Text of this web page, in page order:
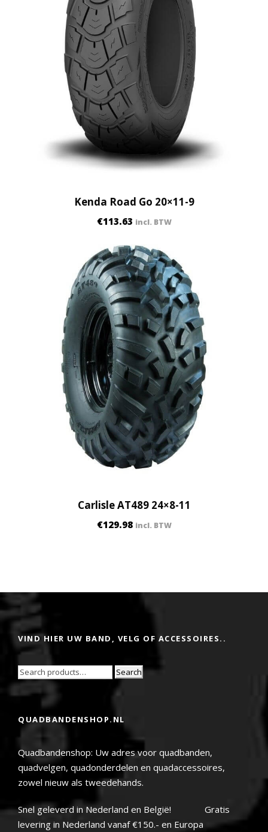
Kenda Road Go 20×11-9
€113.63 incl. BTW
Carlisle AT489 24×8-11
€129.98 incl. BTW
VIND HIER UW BAND, VELG OF ACCESSOIRES..
Search
QUADBANDENSHOP.NL
Quadbandenshop: Uw adres voor quadbanden,
quadvelgen, quadonderdelen en quadaccessoires,
zowel nieuw als tweedehands.
Snel geleverd in Nederland en België! Gratis
levering in Nederland vanaf €150.- en Europa